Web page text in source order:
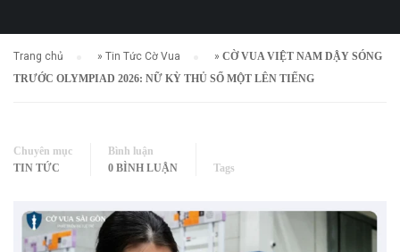
Trang chủ » Tin Tức Cờ Vua » CỜ VUA VIỆT NAM DẬY SÓNG
TRƯỚC OLYMPIAD 2026: NỮ KỲ THỦ SỐ MỘT LÊN TIẾNG
Chuyên mục
TIN TỨC
Bình luận
0 BÌNH LUẬN
Tags